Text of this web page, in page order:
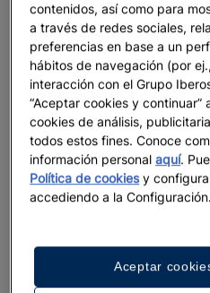
Un paseo por el
Ver 23 fotos y vídeos
contenidos, así como para
a través de redes sociales,
preferencias en base a un
hábitos de navegación (por
interacción con el Grupo
“Aceptar cookies y continuar”
cookies de análisis,
todos estos fines. Conoce
información personalaquí.
Política de cookiesy
accediendo a la Configuración.
Aceptar